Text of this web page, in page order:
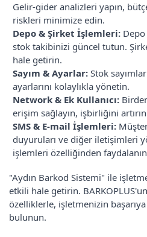
Gelir-gider analizleri yapın,
riskleri minimize edin.
Depo & Şirket İşlemleri:Depo
stok takibinizi güncel tutun.
hale getirin.
Sayım & Ayarlar:Stok
ayarlarını kolaylıkla yönetin.
Network & Ek Kullanıcı:
erişim sağlayın, işbirliğini
SMS & E-mail İşlemleri:
duyuruları ve diğer iletişimleri
işlemleri özelliğinden
"Aydın Barkod Sistemi" ile
etkili hale getirin.
özelliklerle, işletmenizin başarıya
bulunun.